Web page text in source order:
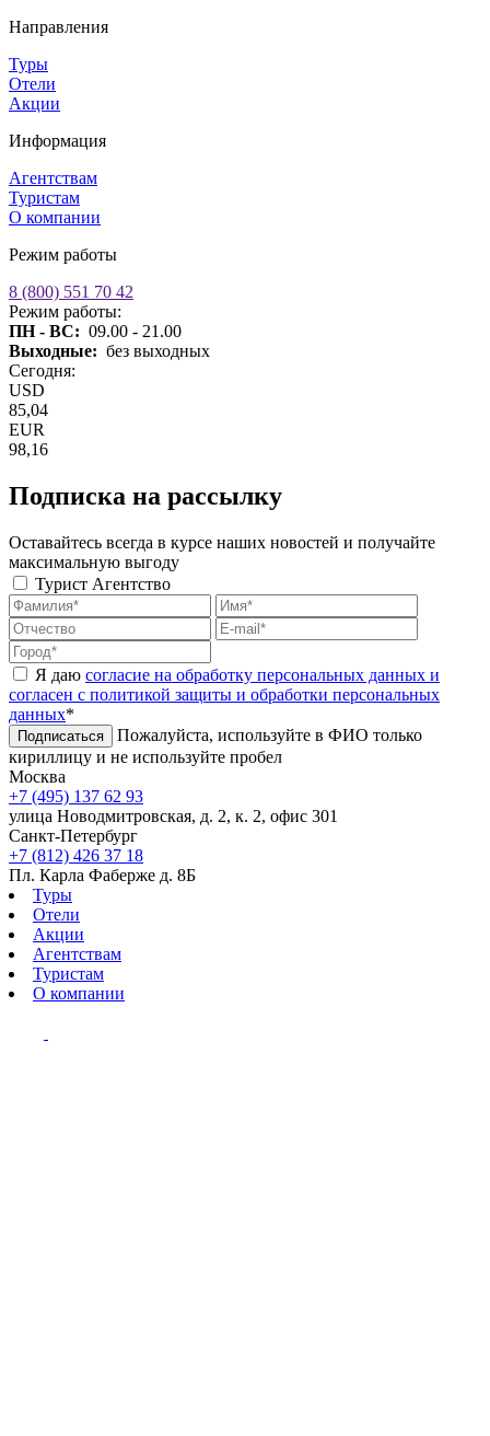
Направления
Туры
Отели
Акции
Информация
Агентствам
Туристам
О компании
Режим работы
8 (800) 551 70 42
Режим работы:
ПН - ВС: 09.00 - 21.00
Выходные: без выходных
Сегодня:
USD
85,04
EUR
98,16
Подписка на рассылку
Оставайтесь всегда в курсе наших новостей и получайте
максимальную выгоду
Турист Агентство
Я даю согласие на обработку персональных данных и
согласен с политикой защиты и обработки персональных
данных*
Подписаться
Пожалуйста, используйте в ФИО только
кириллицу и не используйте пробел
Москва
+7 (495) 137 62 93
улица Новодмитровская, д. 2, к. 2, офис 301
Санкт-Петербург
+7 (812) 426 37 18
Пл. Карла Фаберже д. 8Б
Туры
Отели
Акции
Агентствам
Туристам
О компании